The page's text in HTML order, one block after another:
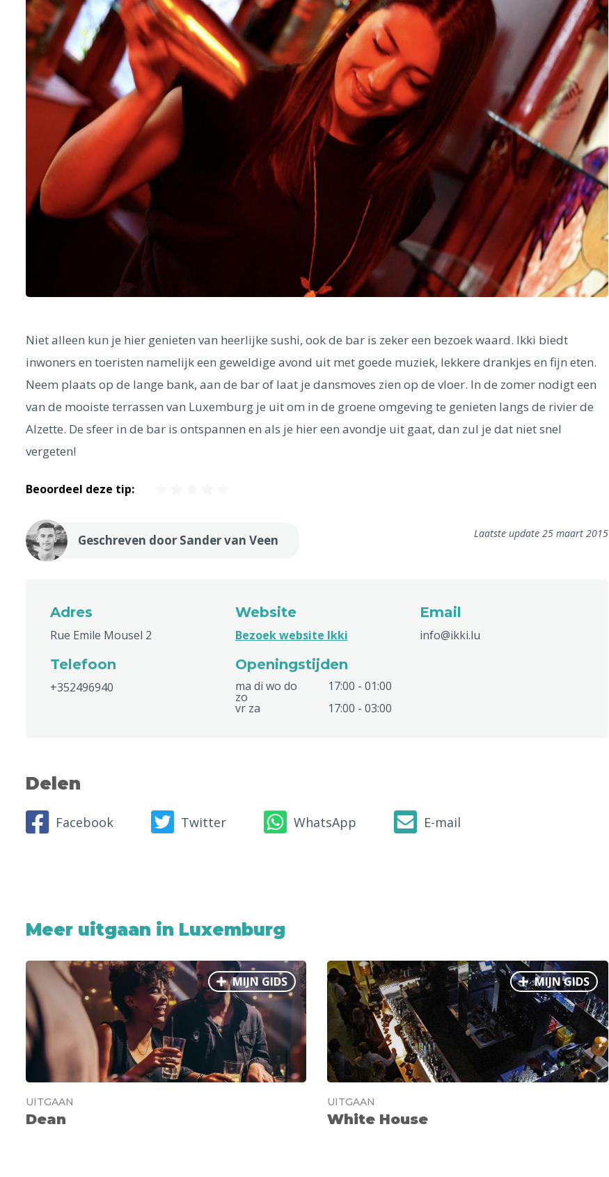
Niet alleen kun je hier genieten van heerlijke sushi, ook de bar is zeker een bezoek waard. Ikki biedt
inwoners en toeristen namelijk een geweldige avond uit met goede muziek, lekkere drankjes en fijn eten.
Neem plaats op de lange bank, aan de bar of laat je dansmoves zien op de vloer. In de zomer nodigt een
van de mooiste terrassen van Luxemburg je uit om in de groene omgeving te genieten langs de rivier de
Alzette. De sfeer in de bar is ontspannen en als je hier een avondje uit gaat, dan zul je dat niet snel
vergeten!
Beoordeel deze tip:
Geschreven door Sander van Veen Laatste update 25 maart 2015
Adres
Rue Emile Mousel 2
Website
Bezoek website Ikki
Email
info@ikki.lu
Telefoon
+352496940
Openingstijden
ma di wo do
zo
17:00 - 01:00
vr za
17:00 - 03:00
Delen
Facebook Twitter WhatsApp E-mail
Meer uitgaan in Luxemburg
MIJN GIDS
UITGAAN
Dean
MIJN GIDS
UITGAAN
White House